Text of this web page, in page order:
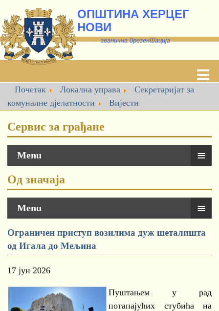
ОПШТИНА ХЕРЦЕГ
НОВИ
званична презентација
Почетак Локална управа
Секретаријат за
комуналне дјелатности
Вијести
Сервис за грађане
Menu ≡
Од значаја
Menu ≡
Ограничен приступ возилима дуж шеталишта
од Игала до Мељина
17 јун 2026
Пуштањем у рад
потапајућих стубића на